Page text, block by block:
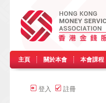
主頁 關於本會 本會課程
登入 註冊